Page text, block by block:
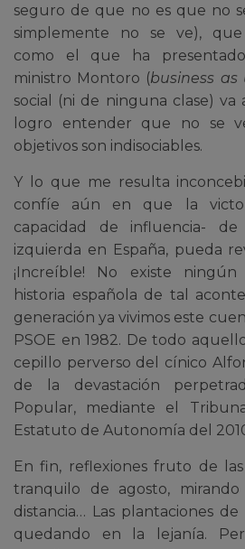
seguro de que no es que no
simplemente no se ve),
como el que ha
ministro Montoro (business as
social (ni de ninguna clase) va
logro entender que no se
objetivos son indisociables.
Y lo que me resulta
confíe aún en que la
capacidad de influencia-
izquierda en España, pueda
¡Increíble! No existe
historia española de tal
generación ya vivimos este
PSOE en 1982. De todo
cepillo perverso del cínico
de la devastación
Popular, mediante el
Estatuto de Autonomía del
En fin, reflexiones fruto de
tranquilo de agosto,
distancia… Las plantaciones
quedando en la lejanía.